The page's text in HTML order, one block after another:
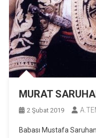
MURAT
2 Şubat 2019
Babası Mustafa